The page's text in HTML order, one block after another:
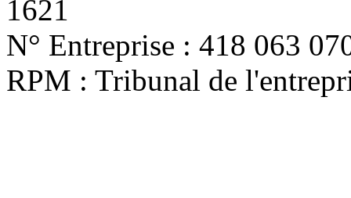
1621
N° Entreprise : 418 063
RPM : Tribunal de